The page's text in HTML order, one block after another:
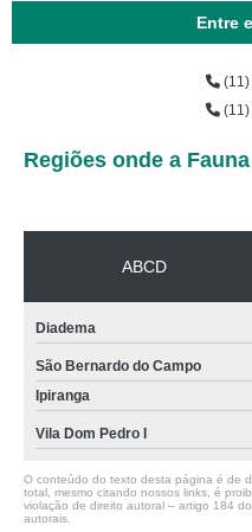
Entre
Regiões onde a
ABCD
Diadema
São Bernardo do Campo
Ipiranga
Vila Dom Pedro I
O conteúdo do texto desta página é de
total, mesmo citando nossos links, é
violação de direito autoral – artigo 184
autorais